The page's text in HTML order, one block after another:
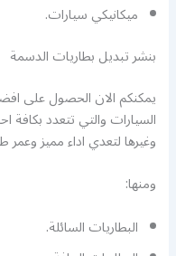
ميكانيكي سيارات.
بنشر تبديل بطاريات الدسمة
يمكنكم الان الحصول على
السيارات والتي تتعدد بكافة
وغيرها لتعدي اداء مميز وعمر
ومنها:
البطاريات السائلة.